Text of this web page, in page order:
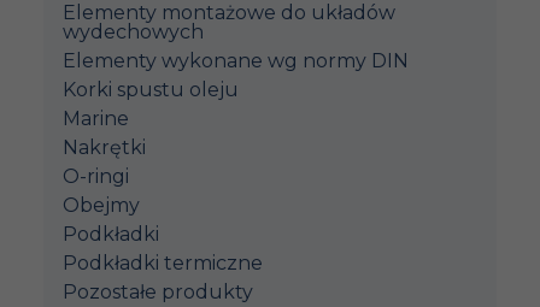
Elementy montażowe do układów
wydechowych
Elementy wykonane wg normy DIN
Korki spustu oleju
Marine
Nakrętki
O-ringi
Obejmy
Podkładki
Podkładki termiczne
Pozostałe produkty